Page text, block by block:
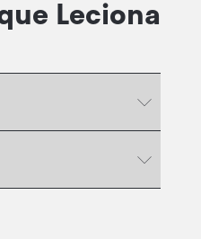
Leciona